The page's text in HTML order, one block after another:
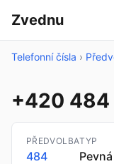
Zvednu
Telefonní čísla ›
+420
PŘEDVOLBA
484
TYP